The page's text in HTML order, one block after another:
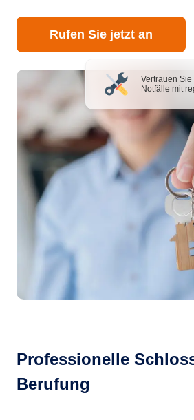
Rufen Sie jetzt an
Vertrauen
Notfälle mit
Professionelle
Berufung